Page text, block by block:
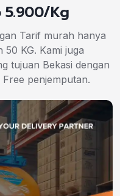
5.900/Kg
Tarif murah hanya
50 KG. Kami juga
tujuan Bekasi dengan
penjemputan.